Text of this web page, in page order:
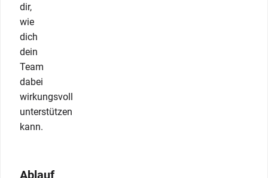
dir,
wie
dich
dein
Team
dabei
wirkungsvoll
unterstützen
kann.
Ablauf